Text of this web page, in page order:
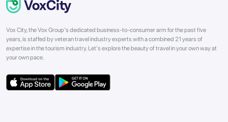
Vox City, the Vox Group's dedicated business-to-consumer arm for the past five
years, is staffed by veteran travel industry experts with a combined 21 years of
expertise in the tourism industry. Let's explore the beauty of travel in your own way at
your own pace.